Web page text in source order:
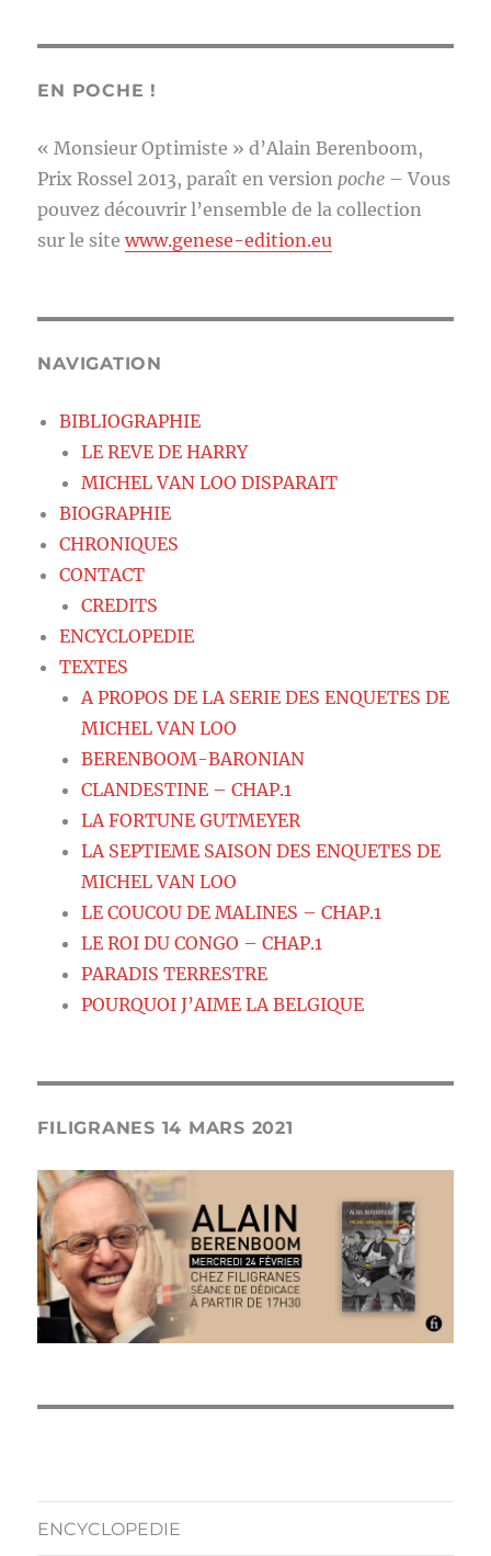
EN POCHE !
« Monsieur Optimiste » d’Alain Berenboom,
Prix Rossel 2013, paraît en version poche – Vous
pouvez découvrir l’ensemble de la collection
sur le sitewww.genese-edition.eu
NAVIGATION
BIBLIOGRAPHIE
LE REVE DE HARRY
MICHEL VAN LOO DISPARAIT
BIOGRAPHIE
CHRONIQUES
CONTACT
CREDITS
ENCYCLOPEDIE
TEXTES
A PROPOS DE LA SERIE DES ENQUETES DE
MICHEL VAN LOO
BERENBOOM-BARONIAN
CLANDESTINE – CHAP.1
LA FORTUNE GUTMEYER
LA SEPTIEME SAISON DES ENQUETES DE
MICHEL VAN LOO
LE COUCOU DE MALINES – CHAP.1
LE ROI DU CONGO – CHAP.1
PARADIS TERRESTRE
POURQUOI J’AIME LA BELGIQUE
FILIGRANES 14 MARS 2021
ENCYCLOPEDIE